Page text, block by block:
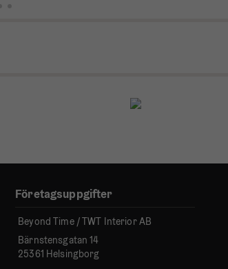
Företagsuppgifter
Beyond Time / TWT Interior AB
Bärnstensgatan 14
25361 Helsingborg